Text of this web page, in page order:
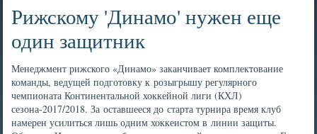
Рижскому 'Динамо' нужен еще
один защитник
Менеджмент рижского «Динамо» заканчивает комплектование
команды, ведущей подготовку к розыгрышу регулярного
чемпионата Континентальной хоккейной лиги (КХЛ)
сезона-2017/2018. За оставшееся до старта турнира время клуб
намерен усилиться лишь одним хоккеистом в линии защиты.